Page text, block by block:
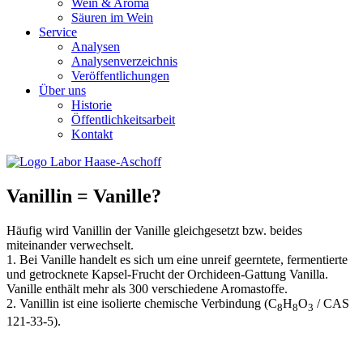
Wein & Aroma
Säuren im Wein
Service
Analysen
Analysenverzeichnis
Veröffentlichungen
Über uns
Historie
Öffentlichkeitsarbeit
Kontakt
Vanillin = Vanille?
Häufig wird Vanillin der Vanille gleichgesetzt bzw. beides
miteinander verwechselt.
1. Bei Vanille handelt es sich um eine unreif geerntete, fermentierte
und getrocknete Kapsel-Frucht der Orchideen-Gattung Vanilla.
Vanille enthält mehr als 300 verschiedene Aromastoffe.
2. Vanillin ist eine isolierte chemische Verbindung (C8H8O3 / CAS
121-33-5).